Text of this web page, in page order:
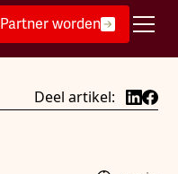
Partner worden
Deel artikel: